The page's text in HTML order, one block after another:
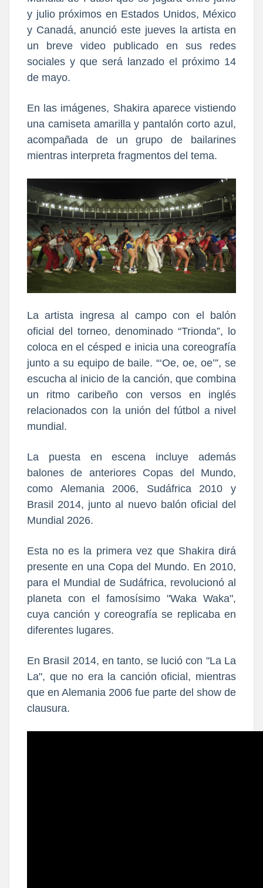
y julio próximos en Estados Unidos, México
y Canadá, anunció este jueves la artista en
un breve video publicado en sus redes
sociales y que será lanzado el próximo 14
de mayo.
En las imágenes, Shakira aparece vistiendo
una camiseta amarilla y pantalón corto azul,
acompañada de un grupo de bailarines
mientras interpreta fragmentos del tema.
La artista ingresa al campo con el balón
oficial del torneo, denominado “Trionda”, lo
coloca en el césped e inicia una coreografía
junto a su equipo de baile. “‘Oe, oe, oe’”, se
escucha al inicio de la canción, que combina
un ritmo caribeño con versos en inglés
relacionados con la unión del fútbol a nivel
mundial.
La puesta en escena incluye además
balones de anteriores Copas del Mundo,
como Alemania 2006, Sudáfrica 2010 y
Brasil 2014, junto al nuevo balón oficial del
Mundial 2026.
Esta no es la primera vez que Shakira dirá
presente en una Copa del Mundo. En 2010,
para el Mundial de Sudáfrica, revolucionó al
planeta con el famosísimo "Waka Waka",
cuya canción y coreografía se replicaba en
diferentes lugares.
En Brasil 2014, en tanto, se lució con "La La
La", que no era la canción oficial, mientras
que en Alemania 2006 fue parte del show de
clausura.